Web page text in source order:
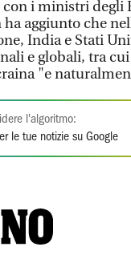
con i ministri degli
aggiunto che
India e Stati
e globali, tra
"e
l'algoritmo:
le tue notizie su Google